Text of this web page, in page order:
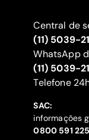
Central de
(11) 5039-
WhatsApp
(11) 5039-
‍Telefone
SAC:
informações
‍0800 591